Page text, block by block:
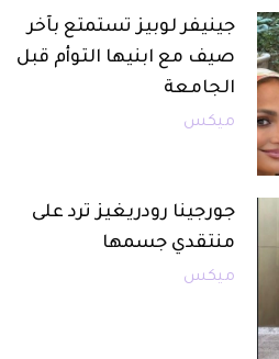
جينيفر لوبيز تستمتع بآخر
صيف مع ابنيها التوأم قبل
الجامعة
ميكس
جورجينا رودريغيز ترد على
منتقدي جسمها
ميكس